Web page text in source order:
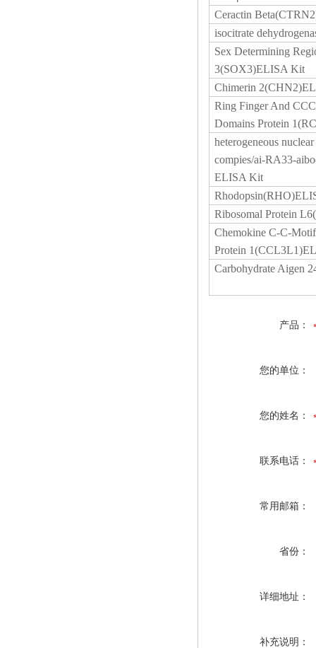
Ceractin
isocitrate
Sex Determining
3(SOX3)ELISA Kit
Chimerin
Ring Finger And
Domains Protein
heterogeneous
compies/ai-RA33-
ELISA Kit
Ribosomal Protein
Chemokine C-C-
Protein
Carbohydrate Aigen
产品：
您的单位：
您的姓名：
联系电话：
常用邮箱：
省份：
详细地址：
补充说明：